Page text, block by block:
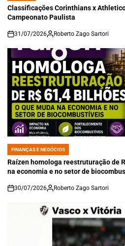
IN
Classificações Corinthians x
Campeonato Paulista
on
31/07/2026 Roberto Zago Sartori
POSTED
IN
FINANÇAS E NEGÓCIOS
Raízen homologa reestruturação de
na economia e no setor de
on
30/07/2026 Roberto Zago Sartori